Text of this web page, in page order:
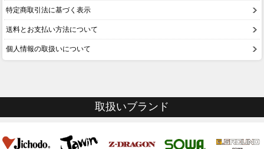
特定商取引法に基づく表示
送料とお支払い方法について
個人情報の取扱いについて
取扱いブランド